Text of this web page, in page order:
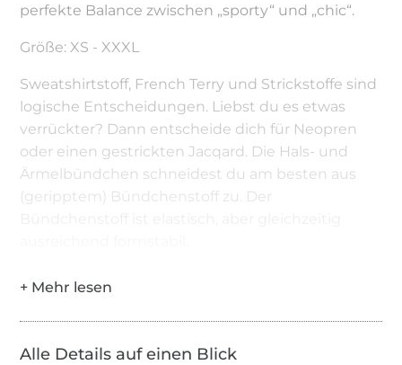
perfekte Balance zwischen „sporty“ und „chic“.
Größe: XS - XXXL
Sweatshirtstoff, French Terry und Strickstoffe sind
logische Entscheidungen. Liebst du es etwas
verrückter? Dann entscheide dich für Neopren
oder einen gestrickten Jacqard. Die Hals- und
Ärmelbündchen schneidest du am besten aus
(geripptem) Bündchenstoff zu. Der
Alle Details auf einen Blick